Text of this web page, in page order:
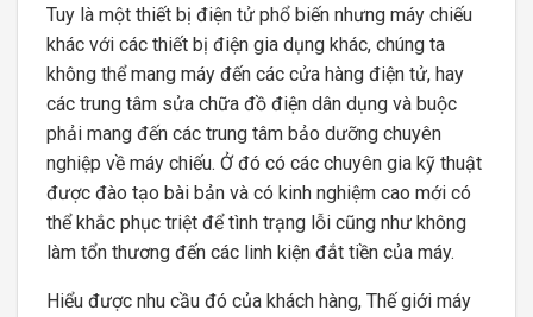
Tuy là một thiết bị điện tử phổ biến nhưng máy chiếu
khác với các thiết bị điện gia dụng khác, chúng ta
không thể mang máy đến các cửa hàng điện tử, hay
các trung tâm sửa chữa đồ điện dân dụng và buộc
phải mang đến các trung tâm bảo dưỡng chuyên
nghiệp về máy chiếu. Ở đó có các chuyên gia kỹ thuật
được đào tạo bài bản và có kinh nghiệm cao mới có
thể khắc phục triệt để tình trạng lỗi cũng như không
làm tổn thương đến các linh kiện đắt tiền của máy.
Hiểu được nhu cầu đó của khách hàng, Thế giới máy